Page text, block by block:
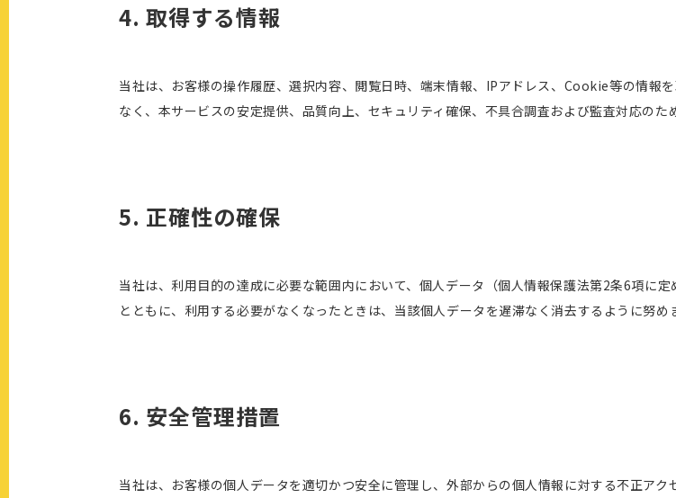
4. 取得する情報
当社は、お客様の操作履歴、選択内容、閲覧日時、端末情報、IPアドレス、Cookie等の情報
なく、本サービスの安定提供、品質向上、セキュリティ確保、不具合調査および監査対応のた
5. 正確性の確保
当社は、利用目的の達成に必要な範囲内において、個人データ（個人情報保護法第2条6項に
とともに、利用する必要がなくなったときは、当該個人データを遅滞なく消去するように努め
6. 安全管理措置
当社は、お客様の個人データを適切かつ安全に管理し、外部からの個人情報に対する不正ア